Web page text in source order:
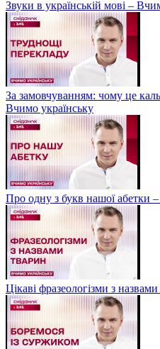
Звуки в українській мові –
За замовчуванням: чому це
Вчимо українську
Про одну з букв нашої абетки
Цікаві фразеологізми з